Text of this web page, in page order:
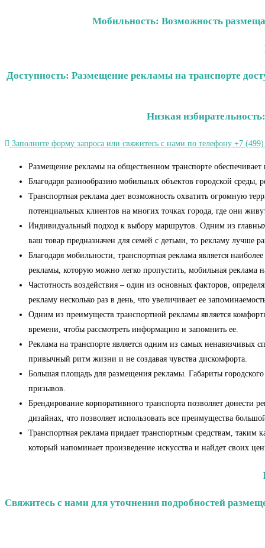
Мобильность: Возможность
Доступность: Размещение рекламы на транспорте
Низкая
Заполните форму запроса или свяжитесь с нами по телефону +7
Размещение рекламы на общественном
Благодаря разнообразию мобильных объектов
Транспортная реклама дает возможность охватить огромную
потенциальных клиентов на многих
Индивидуальный подход к выбору маршрутов. Одним из
ваш товар предназначен для семей с детьми, то
Благодаря мобильности, транспортная реклама является
рекламы, которую можно легко
Частотность воздействия – один из основных факторов,
рекламу несколько раз в день, что
Одним из преимуществ транспортной рекламы является
времени, чтобы
Реклама на транспорте является одним из самых ненавязчивых
привычный ритм жизни
Большая площадь для размещения рекламы. Габариты
Брендирование корпоративного транспорта позволяет
дизайнах, что позволяет использовать все преимущества
Транспортная реклама придает транспортным средствам,
который напоминает произведение искусства и найдет своих
Свяжитесь с нами для уточнения подробностей